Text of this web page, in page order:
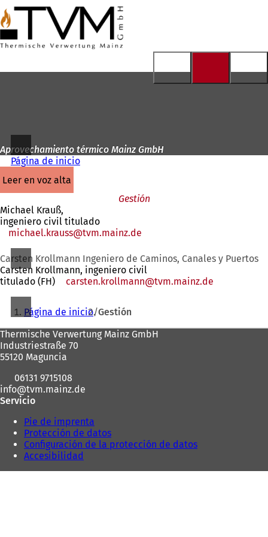
Saltar al contenido
la
página
de
inicio
Aprovechamiento térmico Mainz GmbH
Página de inicio
leer en voz alta
Gestión
Michael Krauß,
ingeniero civil titulado
michael.krauss
tvm.mainz de
Carsten Krollmann Ingeniero de Caminos, Canales y Puertos
Carsten Krollmann, ingeniero civil
titulado (FH)
carsten.krollmann tvm.mainz de
Estás
aquí:
Página de inicio Gestión
Zona
de
pies
Thermische Verwertung Mainz GmbH
Industriestraße 70
55120 Maguncia
06131 9715108
info
tvm.mainz de
Servicio
Pie de imprenta
Protección de datos
Configuración de la protección de datos
Accesibilidad